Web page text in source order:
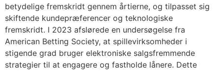
betydelige fremskridt gennem årtierne, og tilpasset sig
skiftende kundepræferencer og teknologiske
fremskridt. I 2023 afslørede en undersøgelse fra
American Betting Society, at spillevirksomheder i
stigende grad bruger elektroniske salgsfremmende
strategier til at engagere og fastholde lånere. Dette